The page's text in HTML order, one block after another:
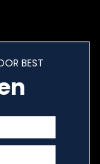
BEST